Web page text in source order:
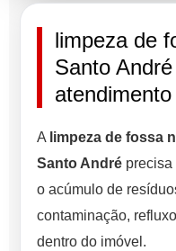
limpeza de
Santo
A limpeza de fossa
Santo André precisa
o acúmulo de
contaminação,
dentro do imóvel.